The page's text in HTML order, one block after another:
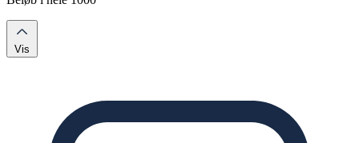
Vis